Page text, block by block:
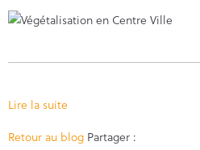
Lire la suite
Retour au blog Partager :